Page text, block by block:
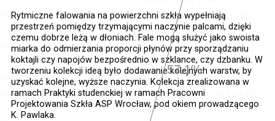
57.9%
Rytmiczne falowania na powierzchni szkła wypełniają
przestrzeń pomiędzy trzymającymi naczynie palcami, dzięki
czemu dobrze leżą w dłoniach. Fale mogą służyć jako swoista
miarka do odmierzania proporcji płynów przy sporządzaniu
koktajli czy napojów bezpośrednio w szklance, czy dzbanku. W
tworzeniu kolekcji ideą było dodawanie kolejnych warstw, by
uzyskać kolejne, wyższe naczynia. Kolekcja zrealizowana w
ramach Praktyki studenckiej w ramach Pracowni
Projektowania Szkła ASP Wrocław, pod okiem prowadzącego
K. Pawlaka.